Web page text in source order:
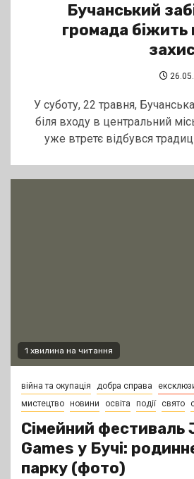
Бучанський
громада біжить
У суботу, 22 травня,
біля входу в центральний
уже втретє відбувся
1 хвилина на читання
війна та окупація добра справа
мистецтво новини освіта події свято
Сімейний фестиваль
Games у Бучі:
парку (фото)